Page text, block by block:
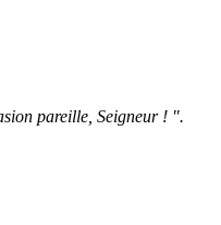
pareille, Seigneur ! ".